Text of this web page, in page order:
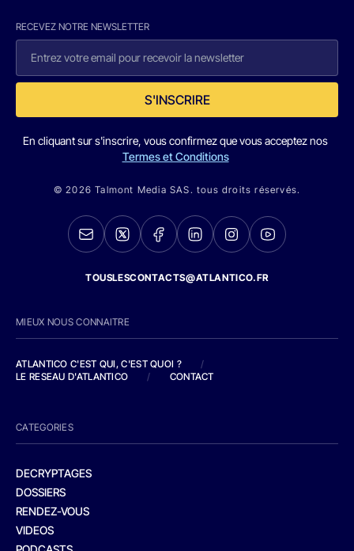
RECEVEZ NOTRE NEWSLETTER
S'INSCRIRE
En cliquant sur s'inscrire, vous confirmez que vous acceptez nos
Termes et Conditions
© 2026 Talmont Media SAS. tous droits réservés.
TOUSLESCONTACTS@ATLANTICO.FR
MIEUX NOUS CONNAITRE
ATLANTICO C'EST QUI, C'EST QUOI ?
/
LE RESEAU D'ATLANTICO
/ CONTACT
CATEGORIES
DECRYPTAGES
DOSSIERS
RENDEZ-VOUS
VIDEOS